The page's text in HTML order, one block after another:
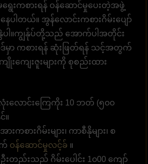
ရွေးကစားရန် ဝန်ဆောင်မှုပေးတဲ့အဖွဲ့
ေပါတယ်။ အွန်လောင်းကစားဂိမ်းပျော်
ပါ။ကျွန်ုပ်တို့သည် အောက်ပါအတိုင်း
ာ ကစားရန် ဆုံးဖြတ်ရန် သင့်အတွက်
းကျေးဇူးများကို စုစည်းထား
လောင်းကြေကိုး 10 ဘတ် (၅၀၀
။
းကစားဂိမ်းများ၊ ကာစီနိုများ၊ စ
ဝန်ဆောင်မှုလင့်ခ် ။
းတည်းသည် ဂိမ်းပေါင်း 1၀00 ကျော်